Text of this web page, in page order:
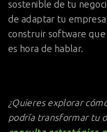
sostenible de tu
de adaptar tu
construir software que
es hora de hablar.
¿Quieres explorar
podría transformar tu